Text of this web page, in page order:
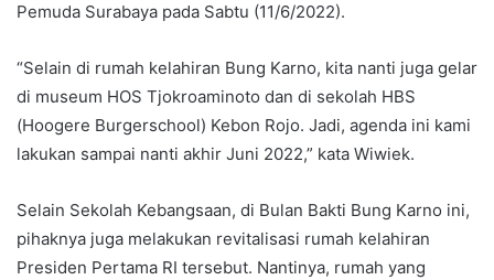
Pemuda Surabaya pada Sabtu (11/6/2022).
“Selain di rumah kelahiran Bung Karno, kita nanti juga gelar
di museum HOS Tjokroaminoto dan di sekolah HBS
(Hoogere Burgerschool) Kebon Rojo. Jadi, agenda ini kami
lakukan sampai nanti akhir Juni 2022,” kata Wiwiek.
Selain Sekolah Kebangsaan, di Bulan Bakti Bung Karno ini,
pihaknya juga melakukan revitalisasi rumah kelahiran
Presiden Pertama RI tersebut. Nantinya, rumah yang